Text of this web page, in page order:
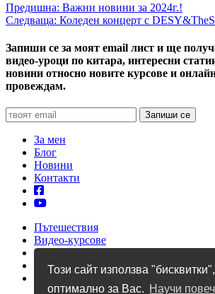
Този сайт използва
оптимално за Вас. Научи
Предишна: Важни новини за 2024г.!
Следваща: Коледен концерт с
Запиши се за моят email лист и ще
видео-уроци по китара, интересни
новини относно новите курсове и
провеждам.
За мен
Блог
Новини
Контакти
Пътешествия
Видео-курсове
Уроци по китара
Учебници